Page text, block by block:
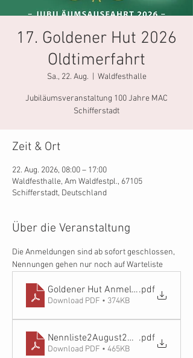
17. Goldener Hut 2026
Oldtimerfahrt
Sa., 22. Aug. Waldfesthalle
Jubiläumsveranstaltung 100 Jahre MAC
Schifferstadt
Zeit & Ort
22. Aug. 2026, 08:00 – 17:00
Waldfesthalle, Am Waldfestpl., 67105
Schifferstadt, Deutschland
Über die Veranstaltung
Die Anmeldungen sind ab sofort geschlossen,
Nennungen gehen nur noch auf Warteliste
Goldener Hut Anmeldung 2026
.pdf
Download PDF • 374KB
Nennliste2August2026.pdf
Download PDF • 465KB